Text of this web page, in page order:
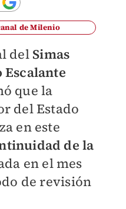
de Milenio
delSimas
que la
del Estado
en este
de la
en el mes
de revisión